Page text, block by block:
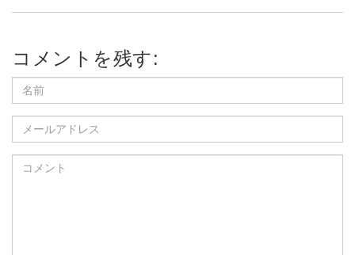
コメントを残す: